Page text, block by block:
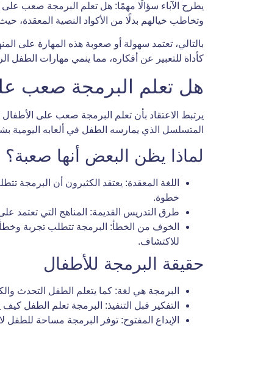
يطرح الآباء سؤالًا مهمًا: هل تعلم البرمجة صعب
وتخاطب خيالهم بدلًا من الأكواد النصية المعقدة،
بالتالي، تعتمد سهولة أو صعوبة هذه المهارة على
كأداة للتعبير عن أفكاره، مما ينمي مهارات الطفل
هل تعلم البرمجة صعب
يرتبط الاعتقاد بأن تعلم البرمجة صعب على الأطفال
المتسلسل الذي يمارسه الطفل في ألعابه اليومية
لماذا يظن البعض أنها صعبة؟
اللغة المعقدة: يعتقد الكثيرون أن البرمجة
خطوة.
طرق التدريس القديمة: المناهج التي تعتمد على
الخوف من الخطأ: البرمجة تتطلب تجربة
للاكتشاف.
حقيقة البرمجة للأطفال
البرمجة هي لغة: كما يتعلم الطفل التحدث
التفكير قبل التنفيذ: البرمجة تعلم الطفل
الإبداع المفتوح: توفر البرمجة مساحة